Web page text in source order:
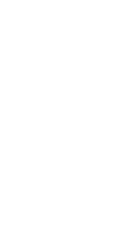
in Valencia